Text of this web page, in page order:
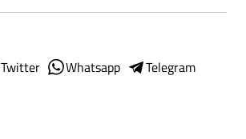
Twitter Whatsapp
Telegram